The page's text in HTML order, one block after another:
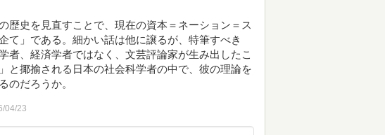
歴史を見直すことで、現在の資本＝ネーション＝ス
て」である。細かい話は他に譲るが、特筆すべき
者、経済学者ではなく、文芸評論家が生み出したこ
と揶揄される日本の社会科学者の中で、彼の理論を
のだろうか。
04/23